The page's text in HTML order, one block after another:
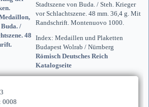
Stadtszene von Buda. / Steh. Krieger
vor Schlachtszene. 48 mm. 36,4 g. Mit
Randschrift. Montenuovo 1000.
Index: Medaillen und Plaketten
Budapest Wolrab / Nürnberg
Römisch Deutsches Reich
Katalogseite
0008